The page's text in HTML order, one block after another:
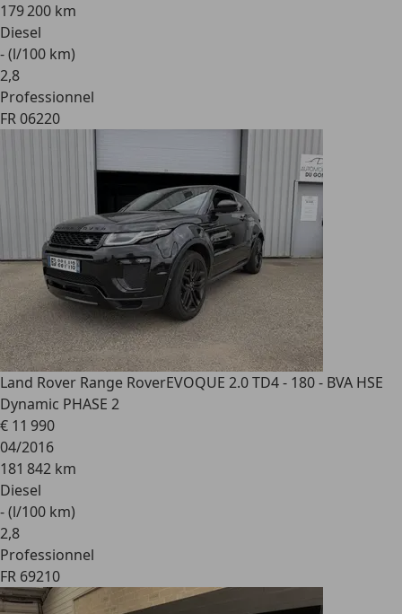
179 200 km
Diesel
- (l/100 km)
2,8
Professionnel
FR 06220
Land Rover Range RoverEVOQUE 2.0 TD4 - 180 - BVA HSE
Dynamic PHASE 2
€ 11 990
04/2016
181 842 km
Diesel
- (l/100 km)
2,8
Professionnel
FR 69210